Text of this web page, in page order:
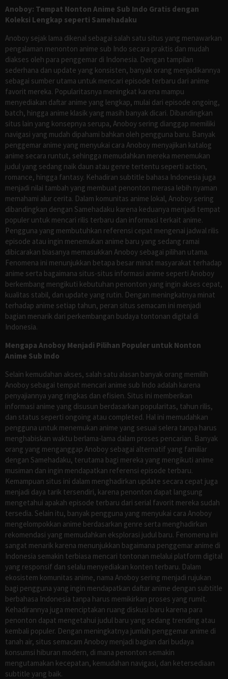
Anoboy: Tempat Nonton Anime Sub Indo Gratis dengan
Koleksi Lengkap seperti Samehadaku
Anoboy sejak lama dikenal sebagai salah satu situs yang menawarkan
pengalaman menonton anime sub Indo secara praktis dan mudah
diakses oleh para penggemar di Indonesia. Dengan tampilan
sederhana dan update yang konsisten, banyak orang menjadikannya
sebagai sumber utama untuk mencari episode terbaru dari anime
favorit mereka. Popularitasnya meningkat karena mampu
menyediakan daftar anime yang lengkap, mulai dari episode ongoing,
batch, hingga anime klasik yang masih banyak dicari. Dibandingkan
situs lain yang konsepnya serupa, Anoboy sering dianggap memiliki
navigasi yang mudah dipahami bahkan oleh pengguna baru. Banyak
penggemar anime yang menyukai cara Anoboy menyajikan katalog
anime secara runtut, sehingga memudahkan mereka menemukan
judul yang sedang naik daun atau genre tertentu seperti action,
romance, hingga fantasy. Kehadiran subtitle bahasa Indonesia juga
menjadi nilai tambah yang membuat penonton merasa lebih nyaman
memahami alur cerita. Dalam komunitas anime lokal, Anoboy sering
dibandingkan dengan Samehadaku karena keduanya menjadi tempat
populer untuk mencari rilis terbaru dan informasi terkait anime.
Pengguna yang membutuhkan referensi cepat mengenai jadwal rilis
episode atau ingin menemukan anime baru yang sedang ramai
dibicarakan biasanya memasukkan Anoboy sebagai pilihan utama.
Fenomena ini menunjukkan betapa besar minat masyarakat terhadap
anime serta bagaimana situs-situs informasi anime seperti Anoboy
berkembang mengikuti kebutuhan penonton yang ingin akses cepat,
kualitas stabil, dan update yang rutin. Dengan meningkatnya minat
terhadap anime setiap tahun, peran situs semacam ini menjadi
bagian menarik dari perkembangan budaya tontonan digital di
Indonesia.
Mengapa Anoboy Menjadi Pilihan Populer untuk Nonton
Anime Sub Indo
Selain kemudahan akses, salah satu alasan banyak orang memilih
Anoboy sebagai tempat mencari anime sub Indo adalah karena
penyajiannya yang ringkas dan efisien. Situs ini memberikan
informasi anime yang disusun berdasarkan popularitas, tahun rilis,
dan status seperti ongoing atau completed. Hal ini memudahkan
pengguna untuk menemukan anime yang sesuai selera tanpa harus
menghabiskan waktu berlama-lama dalam proses pencarian. Banyak
orang yang menganggap Anoboy sebagai alternatif yang familiar
dengan Samehadaku, terutama bagi mereka yang mengikuti anime
musiman dan ingin mendapatkan referensi episode terbaru.
Kemampuan situs ini dalam menghadirkan update secara cepat juga
menjadi daya tarik tersendiri, karena penonton dapat langsung
mengetahui apakah episode terbaru dari serial favorit mereka sudah
tersedia. Selain itu, banyak pengguna yang menyukai cara Anoboy
mengelompokkan anime berdasarkan genre serta menghadirkan
rekomendasi yang memudahkan eksplorasi judul baru. Fenomena ini
sangat menarik karena menunjukkan bagaimana penggemar anime di
Indonesia semakin terbiasa mencari tontonan melalui platform digital
yang responsif dan selalu menyediakan konten terbaru. Dalam
ekosistem komunitas anime, nama Anoboy sering menjadi rujukan
bagi pengguna yang ingin mendapatkan daftar anime dengan subtitle
berbahasa Indonesia tanpa harus memikirkan proses yang rumit.
Kehadirannya juga menciptakan ruang diskusi baru karena para
penonton dapat mengetahui judul baru yang sedang trending atau
kembali populer. Dengan meningkatnya jumlah penggemar anime di
tanah air, situs semacam Anoboy menjadi bagian dari budaya
konsumsi hiburan modern, di mana penonton semakin
mengutamakan kecepatan, kemudahan navigasi, dan ketersediaan
subtitle yang baik.